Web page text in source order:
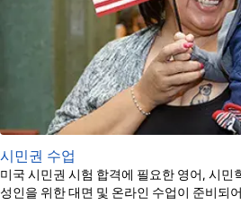
시민권 수업
미국 시민권 시험 합격에 필요한 영어, 시민
성인을 위한 대면 및 온라인 수업이 준비되